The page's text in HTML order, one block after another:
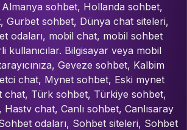
Almanya sohbet, Hollanda sohbet,
Gurbet sohbet, Dünya chat siteleri,
odaları, mobil chat, mobil sohbet
kullanıcılar. Bilgisayar veya mobil
Geveze sohbet, Kalbim
chat, Mynet sohbet, Eski mynet
chat, Türk sohbet, Türkiye sohbet,
chat, Canlı sohbet, Canlısaray
odaları, Sohbet siteleri, Sohbet